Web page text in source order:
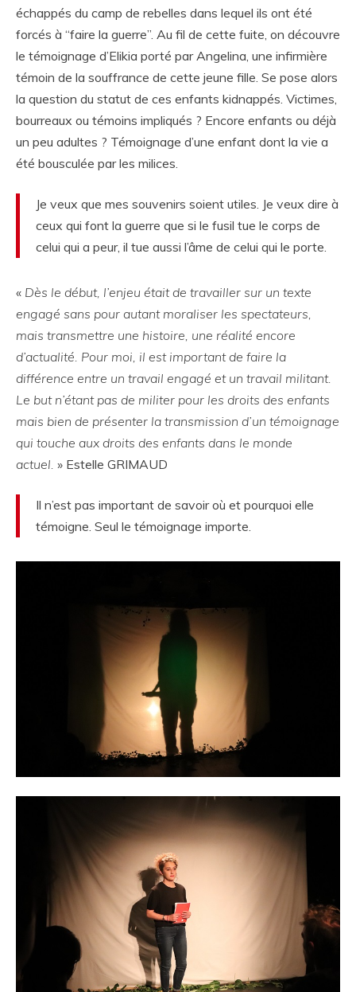
échappés du camp de rebelles dans lequel ils ont été
forcés à “faire la guerre”. Au fil de cette fuite, on découvre
le témoignage d’Elikia porté par Angelina, une infirmière
témoin de la souffrance de cette jeune fille. Se pose alors
la question du statut de ces enfants kidnappés. Victimes,
bourreaux ou témoins impliqués ? Encore enfants ou déjà
un peu adultes ? Témoignage d’une enfant dont la vie a
été bousculée par les milices.
Je veux que mes souvenirs soient utiles. Je veux dire à
ceux qui font la guerre que si le fusil tue le corps de
celui qui a peur, il tue aussi l’âme de celui qui le porte.
« Dès le début, l’enjeu était de travailler sur un texte
engagé sans pour autant moraliser les spectateurs,
mais transmettre une histoire, une réalité encore
d’actualité. Pour moi, il est important de faire la
différence entre un travail engagé et un travail militant.
Le but n’étant pas de militer pour les droits des enfants
mais bien de présenter la transmission d’un témoignage
qui touche aux droits des enfants dans le monde
actuel. » Estelle GRIMAUD
Il n’est pas important de savoir où et pourquoi elle
témoigne. Seul le témoignage importe.